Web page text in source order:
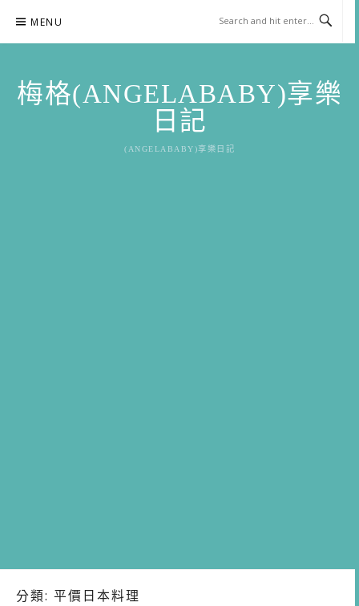
content
MENU
梅格(ANGELABABY)享樂
日記
(ANGELABABY)享樂日記
分類: 平價日本料理